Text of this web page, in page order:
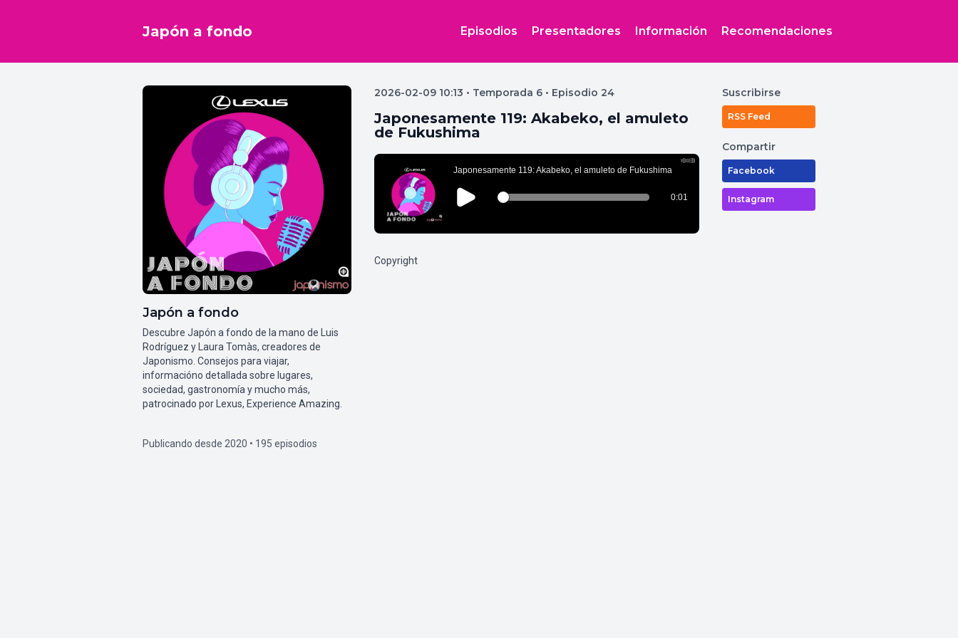
Japón a fondo Episodios Presentadores Información Recomendaciones
Japón a fondo
Descubre Japón a fondo de la mano de Luis
Rodríguez y Laura Tomàs, creadores de
Japonismo. Consejos para viajar,
informacióno detallada sobre lugares,
sociedad, gastronomía y mucho más,
patrocinado por Lexus, Experience Amazing.
Publicando desde 2020 • 195 episodios
2026-02-09 10:13 • Temporada 6 • Episodio 24
Japonesamente 119: Akabeko, el amuleto
de Fukushima
Copyright
Suscribirse
RSS Feed
Compartir
Facebook
Instagram